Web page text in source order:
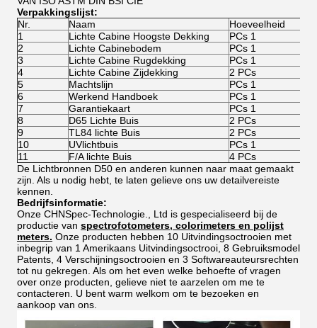
Verpakkingslijst:
Nr.
Naam
Hoeveelheid
1
Lichte Cabine Hoogste Dekking
PCs 1
2
Lichte Cabinebodem
PCs 1
3
Lichte Cabine Rugdekking
PCs 1
4
Lichte Cabine Zijdekking
2 PCs
5
Machtslijn
PCs 1
6
Werkend Handboek
PCs 1
7
Garantiekaart
PCs 1
8
D65 Lichte Buis
2 PCs
9
TL84 lichte Buis
2 PCs
10
UVlichtbuis
PCs 1
11
F/A lichte Buis
4 PCs
De Lichtbronnen D50 en anderen kunnen naar maat gemaakt
zijn. Als u nodig hebt, te laten gelieve ons uw detailvereiste
kennen.
Bedrijfsinformatie:
Onze CHNSpec-Technologie., Ltd is gespecialiseerd bij de
productie van spectrofotometers, colorimeters en polijst
meters. Onze producten hebben 10 Uitvindingsoctrooien met
inbegrip van 1 Amerikaans Uitvindingsoctrooi, 8 Gebruiksmodel
Patents, 4 Verschijningsoctrooien en 3 Softwareauteursrechten
tot nu gekregen. Als om het even welke behoefte of vragen
over onze producten, gelieve niet te aarzelen om me te
contacteren. U bent warm welkom om te bezoeken en
aankoop van ons.